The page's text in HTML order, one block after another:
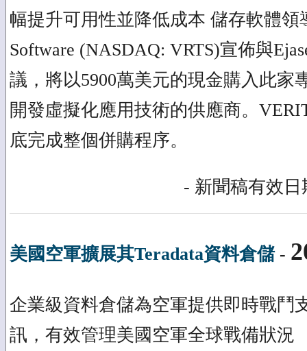
幅提升可用性並降低成本 儲存軟體領
Software (NASDAQ: VRTS)宣佈與
議，將以5900萬美元的現金購入此家
開發虛擬化應用技術的供應商。
底完成整個併購程序。
- 新聞稿有效日
美國空軍擴展其Teradata資料倉儲-
企業級資料倉儲為空軍提供即時戰鬥
訊，有效管理美國空軍全球戰備狀況